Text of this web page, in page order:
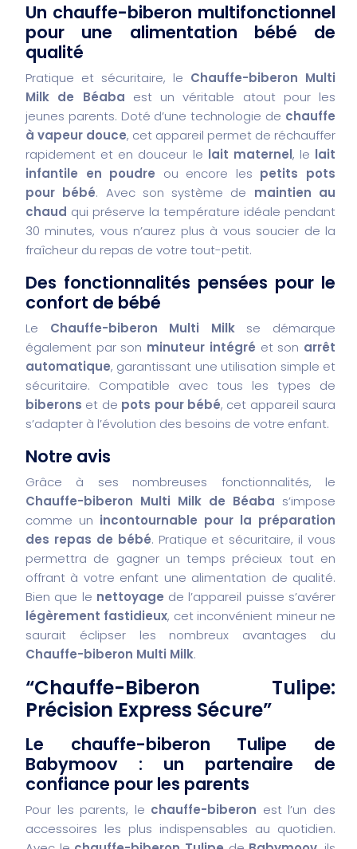
Un chauffe-biberon multifonctionnel
pour une alimentation bébé de
qualité
Pratique et sécuritaire, le Chauffe-biberon Multi
Milk de Béaba est un véritable atout pour les
jeunes parents. Doté d’une technologie de chauffe
à vapeur douce, cet appareil permet de réchauffer
rapidement et en douceur le lait maternel, le lait
infantile en poudre ou encore les petits pots
pour bébé. Avec son système de maintien au
chaud qui préserve la température idéale pendant
30 minutes, vous n’aurez plus à vous soucier de la
fraîcheur du repas de votre tout-petit.
Des fonctionnalités pensées pour le
confort de bébé
Le Chauffe-biberon Multi Milkse démarque
également par son minuteur intégré et son arrêt
automatique, garantissant une utilisation simple et
sécuritaire. Compatible avec tous les types de
biberons et de pots pour bébé, cet appareil saura
s’adapter à l’évolution des besoins de votre enfant.
Notre avis
Grâce à ses nombreuses fonctionnalités, le
Chauffe-biberon Multi Milk de Béaba s’impose
comme un incontournable pour la préparation
des repas de bébé. Pratique et sécuritaire, il vous
permettra de gagner un temps précieux tout en
offrant à votre enfant une alimentation de qualité.
Bien que le nettoyage de l’appareil puisse s’avérer
légèrement fastidieux, cet inconvénient mineur ne
saurait éclipser les nombreux avantages du
Chauffe-biberon Multi Milk.
“Chauffe-Biberon Tulipe:
Précision Express Sécure”
Le chauffe-biberon Tulipe de
Babymoov : un partenaire de
confiance pour les parents
Pour les parents, le chauffe-biberon est l’un des
accessoires les plus indispensables au quotidien.